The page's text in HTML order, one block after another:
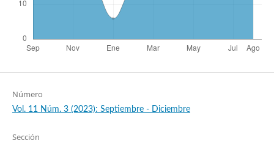
Número
Vol. 11 Núm. 3 (2023): Septiembre - Diciembre
Sección